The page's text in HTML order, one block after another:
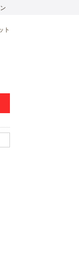
ト